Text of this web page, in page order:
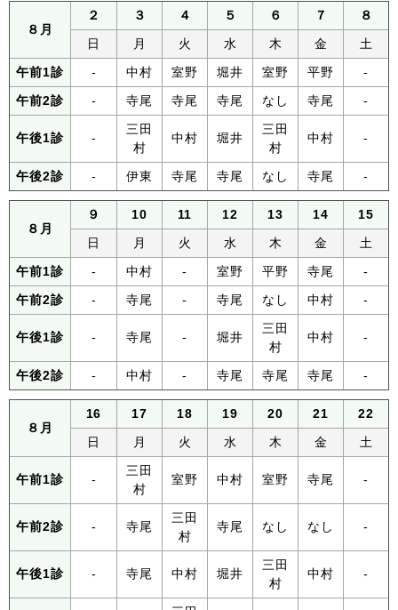
８月
２ ３ ４ ５ ６ ７
８
日
月 火 水 木 金
土
午前1診
- 中村 室野 堀井 室野 平野
-
午前2診
- 寺尾 寺尾 寺尾 なし 寺尾 -
午後1診 -
三田
村
中村 堀井
三田
村
中村 -
午後2診 - 伊東 寺尾 寺尾 なし 寺尾 -
８月
９ 10 11 12 13 14
15
日
月 火 水 木 金
土
午前1診
- 中村 - 室野 平野 寺尾
-
午前2診
- 寺尾 - 寺尾 なし 中村 -
午後1診 - 寺尾 - 堀井
三田
村
中村 -
午後2診 - 中村 - 寺尾 寺尾 寺尾 -
８月
16 17 18 19 20 21
22
日
月 火 水 木 金 土
午前1診 -
三田
村
室野 中村 室野 寺尾 -
午前2診 - 寺尾
三田
村
寺尾 なし なし -
午後1診 - 寺尾 中村 堀井
三田
村
中村 -